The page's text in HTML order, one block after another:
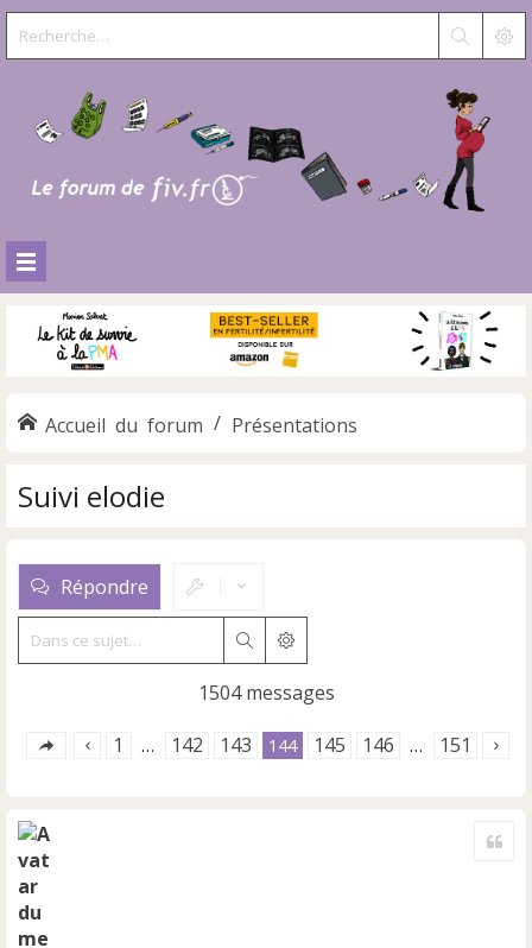
Accueil du forum Présentations
Suivi elodie
Répondre
RechercherRecherche avancée
1504 messages
1 … 142 143 144 145 146 … 151